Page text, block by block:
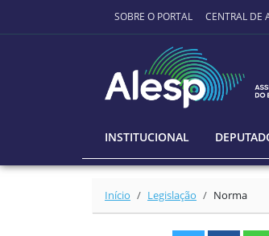
Ir para o conteúdo
SOBRE O PORTAL CENTRAL DE
INSTITUCIONAL
Início Legislação Norma